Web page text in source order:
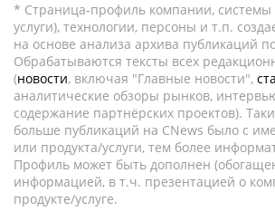
* Страница-профиль компании, системы
услуги), технологии, персоны и т.п.
на основе анализа архива публикаций
Обрабатываются тексты всех
(новости, включая "Главные новости",
аналитические обзоры рынков,
содержание партнёрских проектов).
больше публикаций на CNews было с
или продукта/услуги, тем более
Профиль может быть дополнен
информацией, в т.ч. презентацией о
продукте/услуге.